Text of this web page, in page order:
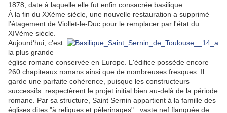
1878, date à laquelle elle fut enfin consacrée basilique.
À la fin du XXème siècle, une nouvelle restauration a supprimé
l'étagement de Viollet-le-Duc pour le remplacer par l'état du
XIVème siècle.
Aujourd'hui, c'est
la plus grande
église romane conservée en Europe. L'édifice possède encore
260 chapiteaux romans ainsi que de nombreuses fresques. Il
garde une parfaite cohérence, puisque les constructeurs
successifs respectèrent le projet initial bien au-delà de la période
romane. Par sa structure, Saint Sernin appartient à la famille des
églises dites "à reliques et pèlerinages" : vaste nef flanquée de